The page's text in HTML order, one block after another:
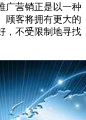
广营销正是以一种
顾客将拥有更大的
，不受限制地寻找